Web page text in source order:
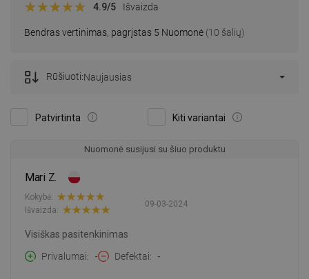
Bendras vertinimas, pagrįstas 5 Nuomonė (10 šalių)
4.9/5 Išvaizda
Patvirtinta Kiti variantai
Rūšiuoti:Naujausias
Nuomonė susijusi su šiuo produktu
Mari Z.
09-03-2024
Kokybė:
Išvaizda:
Visiškas pasitenkinimas
Privalumai
- Defektai -